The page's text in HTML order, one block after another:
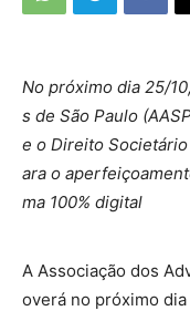
No próximo dia 25/
s de São Paulo
e o Direito
ara o
ma 100% digital
A Associação dos
overá no próximo